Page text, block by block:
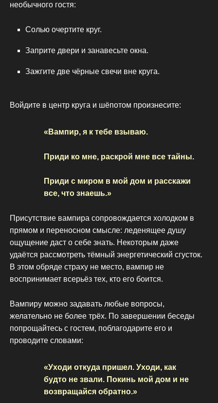
необычного гостя:
Солью очертите круг.
Заприте двери и занавесьте окна.
Зажгите две чёрные свечи вне круга.
Войдите в центр круга и шёпотом произнесите:
«Вампир, я к тебе взываю.
Приди ко мне, раскрой мне все тайны.
Приди с миром в мой дом и расскажи
все, что знаешь.»
Присутствие вампира сопровождается холодком в
прямом и переносном смысле: леденящее душу
ощущение даст о себе знать. Некоторым даже
удаётся рассмотреть тёмный энергетический сгусток.
В этом обряде страху не место, вампир не
воспринимает всерьёз тех, кто его боится.
Вампиру можно задавать любые вопросы,
желательно не более трёх. По завершении беседы
попрощайтесь с гостем, поблагодарите его и
проводите словами:
«Уходи откуда пришел. Уходи, как
будто не звали. Покинь мой дом и не
возвращайся обратно.»